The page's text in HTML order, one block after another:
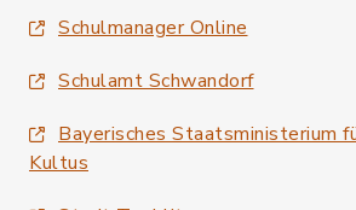
Schulmanager Online
Schulamt Schwandorf
Bayerisches Staatsministerium
Kultus